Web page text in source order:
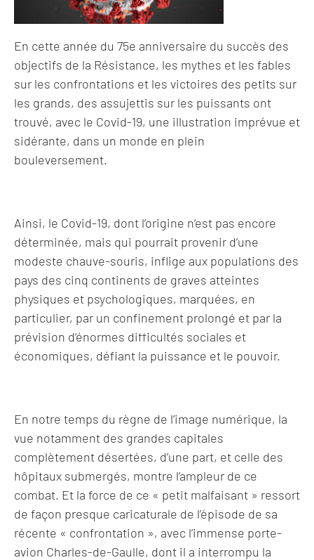
En cette année du 75e anniversaire du succès des
objectifs de la Résistance, les mythes et les fables
sur les confrontations et les victoires des petits sur
les grands, des assujettis sur les puissants ont
trouvé, avec le Covid-19, une illustration imprévue et
sidérante, dans un monde en plein
bouleversement.
Ainsi, le Covid-19, dont l’origine n’est pas encore
déterminée, mais qui pourrait provenir d’une
modeste chauve-souris, inflige aux populations des
pays des cinq continents de graves atteintes
physiques et psychologiques, marquées, en
particulier, par un confinement prolongé et par la
prévision d’énormes difficultés sociales et
économiques, défiant la puissance et le pouvoir.
En notre temps du règne de l’image numérique, la
vue notamment des grandes capitales
complètement désertées, d’une part, et celle des
hôpitaux submergés, montre l’ampleur de ce
combat. Et la force de ce « petit malfaisant » ressort
de façon presque caricaturale de l’épisode de sa
récente « confrontation », avec l’immense porte-
avion Charles-de-Gaulle, dont il a interrompu la